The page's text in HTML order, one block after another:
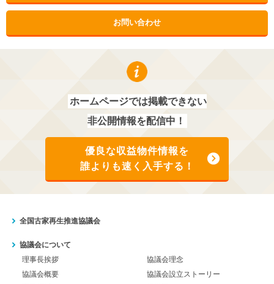
お問い合わせ
ホームページでは掲載できない
非公開情報を配信中！
優良な収益物件情報を
誰よりも速く入手する！
全国古家再生推進協議会
協議会について
理事長挨拶
協議会理念
協議会概要
協議会設立ストーリー